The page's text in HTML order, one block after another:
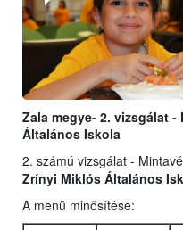
Zala megye- 2. vizsgálat
Általános Iskola
2. számú vizsgálat -
Zrínyi Miklós Általános
A menü minősítése: